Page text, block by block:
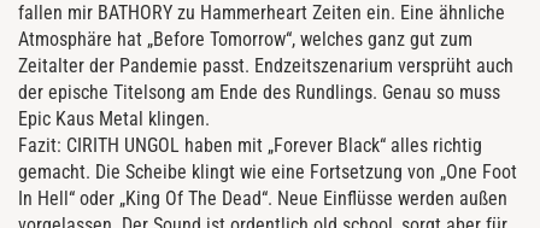
fallen mir BATHORY zu Hammerheart Zeiten ein. Eine ähnliche
Atmosphäre hat „Before Tomorrow“, welches ganz gut zum
Zeitalter der Pandemie passt. Endzeitszenarium versprüht auch
der epische Titelsong am Ende des Rundlings. Genau so muss
Epic Kaus Metal klingen.
Fazit: CIRITH UNGOL haben mit „Forever Black“ alles richtig
gemacht. Die Scheibe klingt wie eine Fortsetzung von „One Foot
In Hell“ oder „King Of The Dead“. Neue Einflüsse werden außen